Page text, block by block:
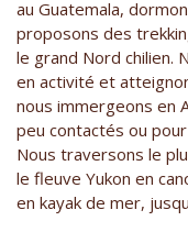
au Guatemala,
proposons des
le grand Nord chilien.
en activité et
nous immergeons en
peu contactés ou
Nous traversons le
le fleuve Yukon en
en kayak de mer,